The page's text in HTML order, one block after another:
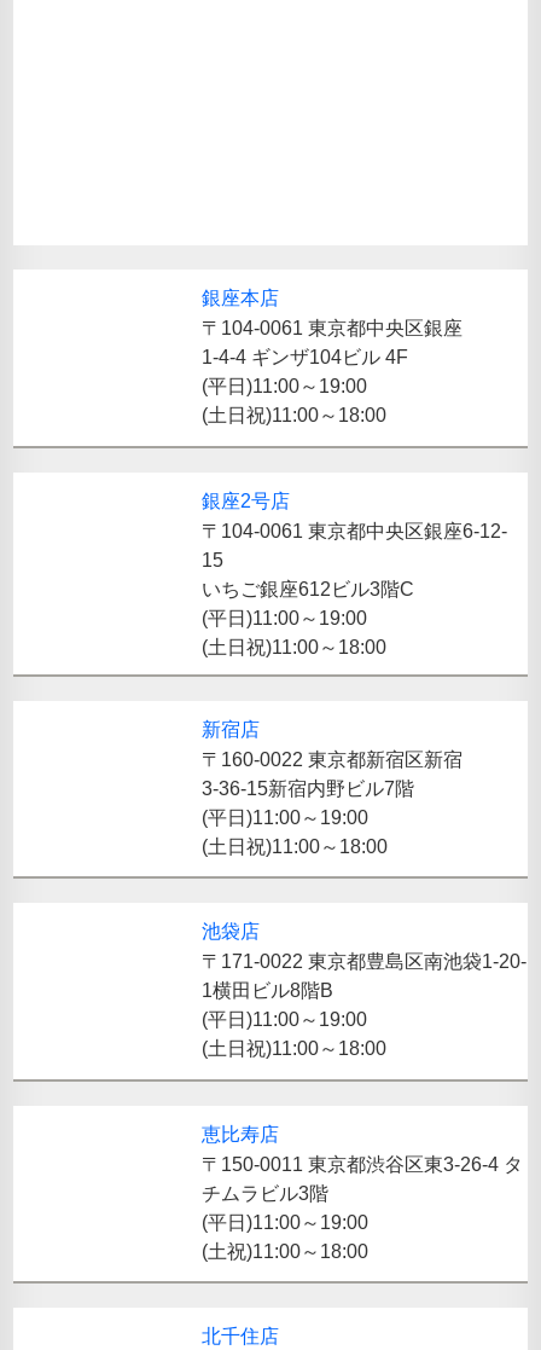
銀座本店
〒104-0061 東京都中央区銀座
1-4-4 ギンザ104ビル 4F
(平日)11:00～19:00
(土日祝)11:00～18:00
銀座2号店
〒104-0061 東京都中央区銀座6-12-
15
いちご銀座612ビル3階C
(平日)11:00～19:00
(土日祝)11:00～18:00
新宿店
〒160-0022 東京都新宿区新宿
3-36-15新宿内野ビル7階
(平日)11:00～19:00
(土日祝)11:00～18:00
池袋店
〒171-0022 東京都豊島区南池袋1-20-
1横田ビル8階B
(平日)11:00～19:00
(土日祝)11:00～18:00
恵比寿店
〒150-0011 東京都渋谷区東3-26-4 タ
チムラビル3階
(平日)11:00～19:00
(土祝)11:00～18:00
北千住店